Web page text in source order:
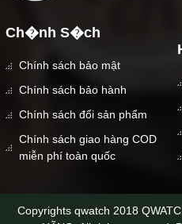
Ch�nh S�ch
Chính sách bảo mật
Chính sách bảo hành
Chính sách đổi sản phẩm
Chính sách giao hàng COD
miễn phí toàn quốc
Copyrights qwatch 2018